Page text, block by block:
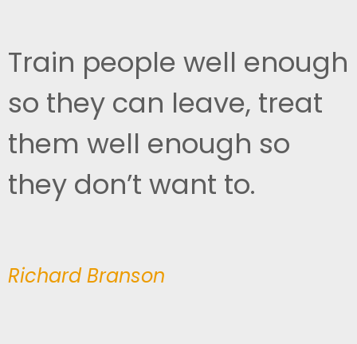
Train people well enough
so they can leave, treat
them well enough so
they don’t want to.
Richard Branson